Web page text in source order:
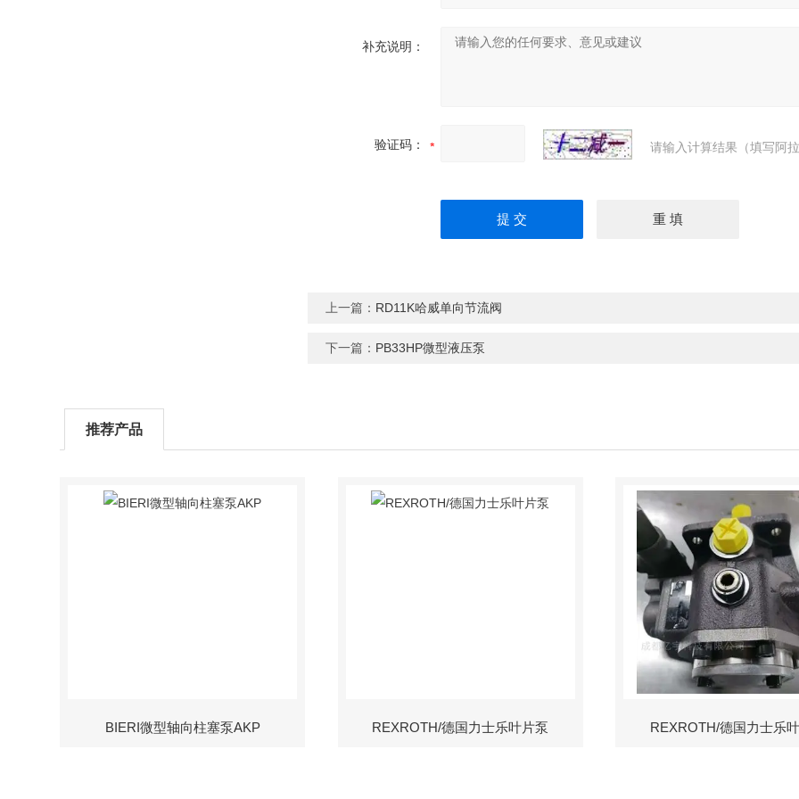
补充说明：
验证码： 请输入计算结果（填写阿
上一篇： RD11K哈威单向节流阀
下一篇： PB33HP微型液压泵
推荐产品
BIERI微型轴向柱塞泵AKP REXROTH/德国力士乐叶片泵 REXROTH/德国力士乐